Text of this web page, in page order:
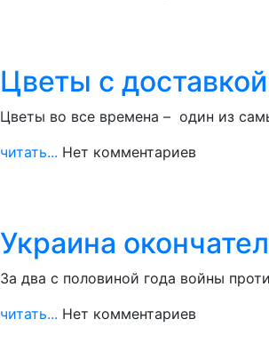
Цветы с
Цветы во все времена – один из
читать... Нет комментариев
Украина
За два с половиной года войны
читать... Нет комментариев